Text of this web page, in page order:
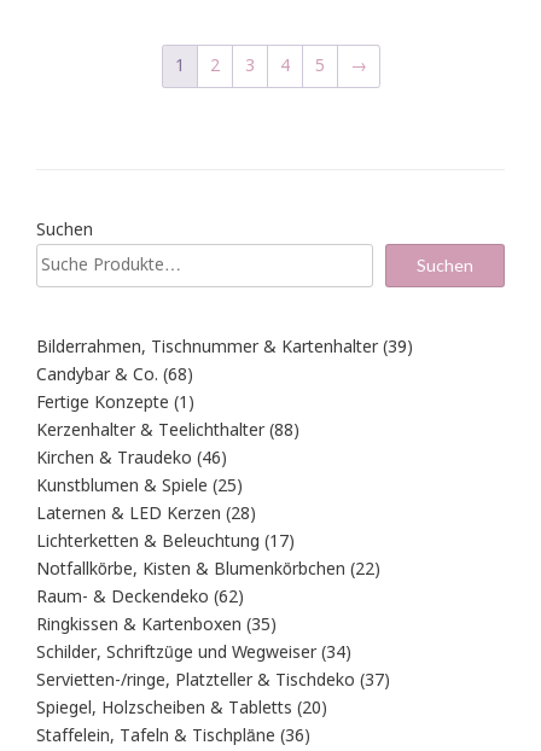
1 2 3 4 5 →
Suchen
Suchen
Bilderrahmen, Tischnummer & Kartenhalter 3939
Candybar & Co. 6868
Produkte
Fertige Konzepte 1 1
Produkt
Kerzenhalter & Teelichthalter 8888
Kirchen & Traudeko 4646
Produkte
Kunstblumen & Spiele 2525
Produkte
Laternen & LED Kerzen 2828
Produkte
Lichterketten & Beleuchtung 1717
Produkte
Notfallkörbe, Kisten & Blumenkörbchen 2222
Raum- & Deckendeko 6262
Produkte
Ringkissen & Kartenboxen 3535
Produkte
Schilder, Schriftzüge und Wegweiser 3434
Produkte
Servietten-/ringe, Platzteller & Tischdeko 3737
Spiegel, Holzscheiben & Tabletts 2020
Staffelein, Tafeln & Tischpläne 3636